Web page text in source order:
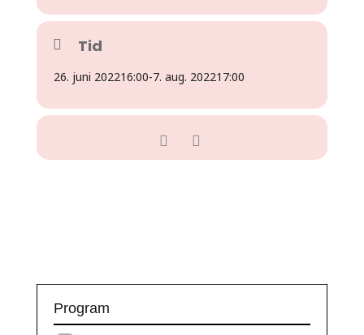
Tid
26. juni 202216:00-7. aug. 202217:00
Program